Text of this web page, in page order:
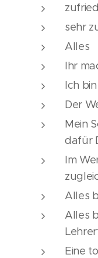
sehr
Alles👍🏻
Ihr
Ich
Der
Mein
dafür
Im
Alles
Alles
Eine